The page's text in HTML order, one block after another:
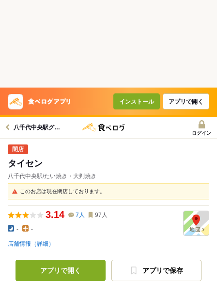
インストール アプリで開く
八千代中央駅グルメへ
ログイン
タイセン
八千代中央駅/たい焼き・大判焼き
このお店は現在閉店しております。
3.14 7 人 97 人
- -
店舗情報（詳細）
アプリで開く アプリで保存